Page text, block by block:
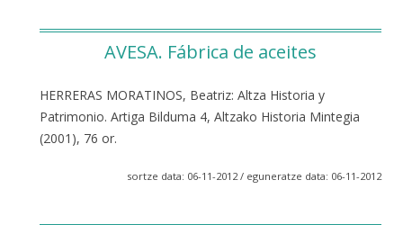
AVESA. Fábrica de aceites
HERRERAS MORATINOS, Beatriz: Altza Historia y
Patrimonio. Artiga Bilduma 4, Altzako Historia Mintegia
(2001), 76 or.
sortze data: 06-11-2012 / eguneratze data: 06-11-2012